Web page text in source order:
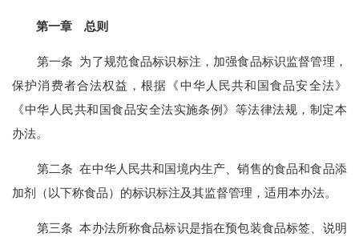
第一章 总则
第一条 为了规范食品标识标注，加强食品标识监督管理，
保护消费者合法权益，根据《中华人民共和国食品安全法》
《中华人民共和国食品安全法实施条例》等法律法规，制定本
办法。
第二条 在中华人民共和国境内生产、销售的食品和食品添
加剂（以下称食品）的标识标注及其监督管理，适用本办法。
第三条 本办法所称食品标识是指在预包装食品标签、说明